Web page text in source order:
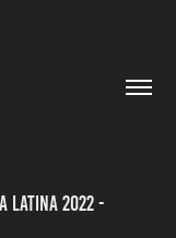
Latina 2022 -